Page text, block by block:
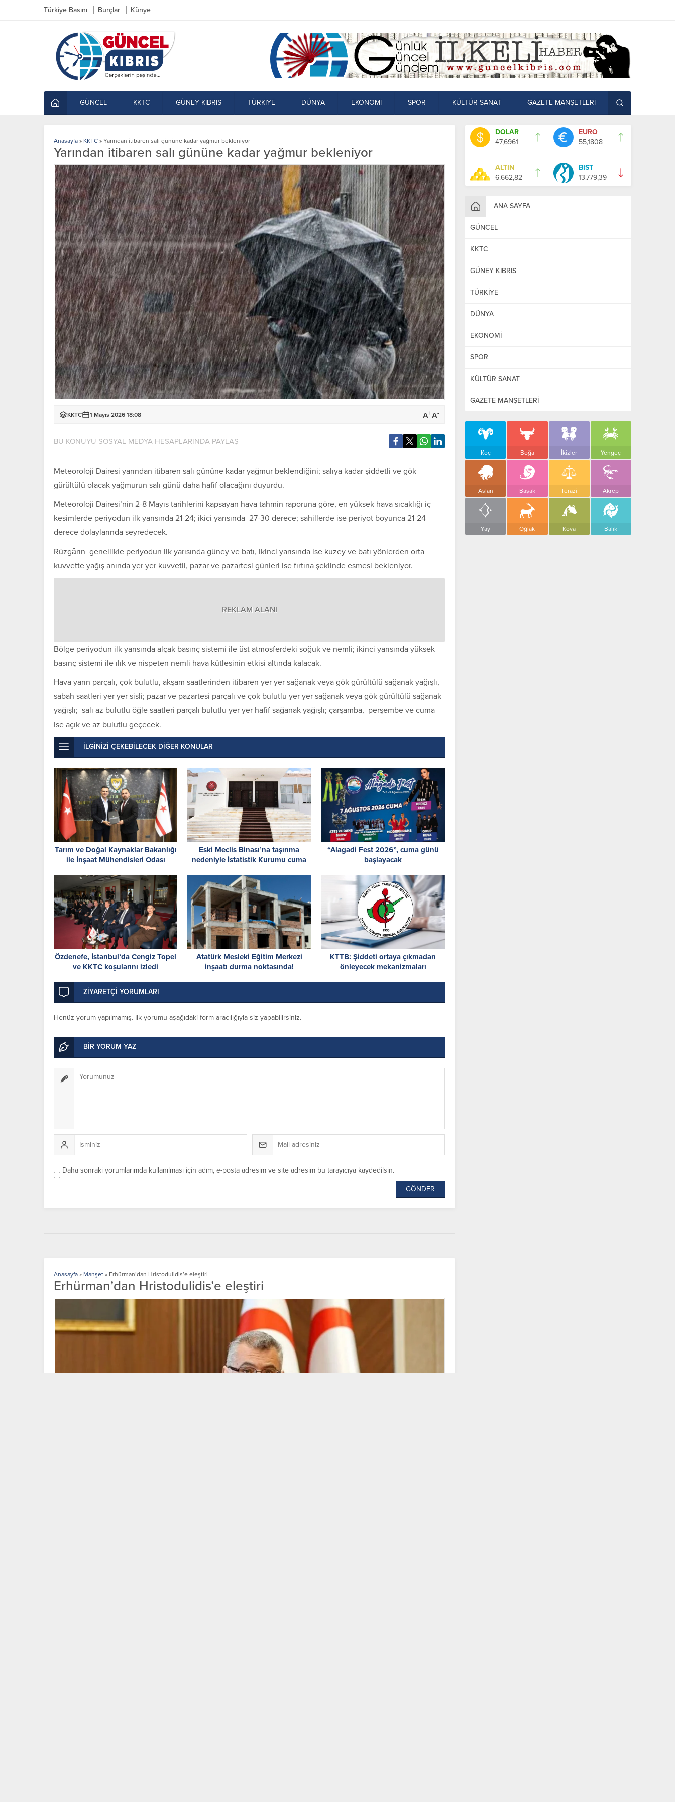
Türkiye Basını Burçlar Künye
GÜNCEL KKTC GÜNEY KIBRIS TÜRKİYE DÜNYA EKONOMİ SPOR KÜLTÜR SANAT GAZETE MANŞETLERİ
DOLAR
47,6961
EURO
55,1808
ALTIN
6.662,82
BIST
13.779,39
ANA SAYFA
GÜNCEL
KKTC
GÜNEY KIBRIS
TÜRKİYE
DÜNYA
EKONOMİ
SPOR
KÜLTÜR SANAT
GAZETE MANŞETLERİ
Koç Boğa İkizler Yengeç
Aslan Başak Terazi Akrep
Yay Oğlak Kova Balık
Anasayfa » KKTC » Yarından itibaren salı gününe kadar yağmur bekleniyor
Yarından itibaren salı gününe kadar yağmur bekleniyor
KKTC 1 Mayıs 2026 18:08 A+A-
BU KONUYU SOSYAL MEDYA HESAPLARINDA PAYLAŞ
Meteoroloji Dairesi yarından itibaren salı gününe kadar yağmur beklendiğini; salıya kadar şiddetli ve gök
gürültülü olacak yağmurun salı günü daha hafif olacağını duyurdu.
Meteoroloji Dairesi’nin 2-8 Mayıs tarihlerini kapsayan hava tahmin raporuna göre, en yüksek hava sıcaklığı iç
kesimlerde periyodun ilk yarısında 21-24; ikici yarısında 27-30 derece; sahillerde ise periyot boyunca 21-24
derece dolaylarında seyredecek.
Rüzgârın genellikle periyodun ilk yarısında güney ve batı, ikinci yarısında ise kuzey ve batı yönlerden orta
kuvvette yağış anında yer yer kuvvetli, pazar ve pazartesi günleri ise fırtına şeklinde esmesi bekleniyor.
REKLAM ALANI
Bölge periyodun ilk yarısında alçak basınç sistemi ile üst atmosferdeki soğuk ve nemli; ikinci yarısında yüksek
basınç sistemi ile ılık ve nispeten nemli hava kütlesinin etkisi altında kalacak.
Hava yarın parçalı, çok bulutlu, akşam saatlerinden itibaren yer yer sağanak veya gök gürültülü sağanak yağışlı,
sabah saatleri yer yer sisli; pazar ve pazartesi parçalı ve çok bulutlu yer yer sağanak veya gök gürültülü sağanak
yağışlı; salı az bulutlu öğle saatleri parçalı bulutlu yer yer hafif sağanak yağışlı; çarşamba, perşembe ve cuma
ise açık ve az bulutlu geçecek.
İLGİNİZİ ÇEKEBİLECEK DİĞER KONULAR
Tarım ve Doğal Kaynaklar Bakanlığı
ile İnşaat Mühendisleri Odası
imzalandı
Eski Meclis Binası’na taşınma
nedeniyle İstatistik Kurumu cuma
“Alagadi Fest 2026”, cuma günü
başlayacak
Özdenefe, İstanbul’da Cengiz Topel
ve KKTC koşularını izledi
Atatürk Mesleki Eğitim Merkezi
inşaatı durma noktasında!
KTTB: Şiddeti ortaya çıkmadan
önleyecek mekanizmaları
ZİYARETÇİ YORUMLARI
Henüz yorum yapılmamış. İlk yorumu aşağıdaki form aracılığıyla siz yapabilirsiniz.
BİR YORUM YAZ
Daha sonraki yorumlarımda kullanılması için adım, e-posta adresim ve site adresim bu tarayıcıya kaydedilsin.
Anasayfa » Manşet » Erhürman’dan Hristodulidis’e eleştiri
Erhürman’dan Hristodulidis’e eleştiri